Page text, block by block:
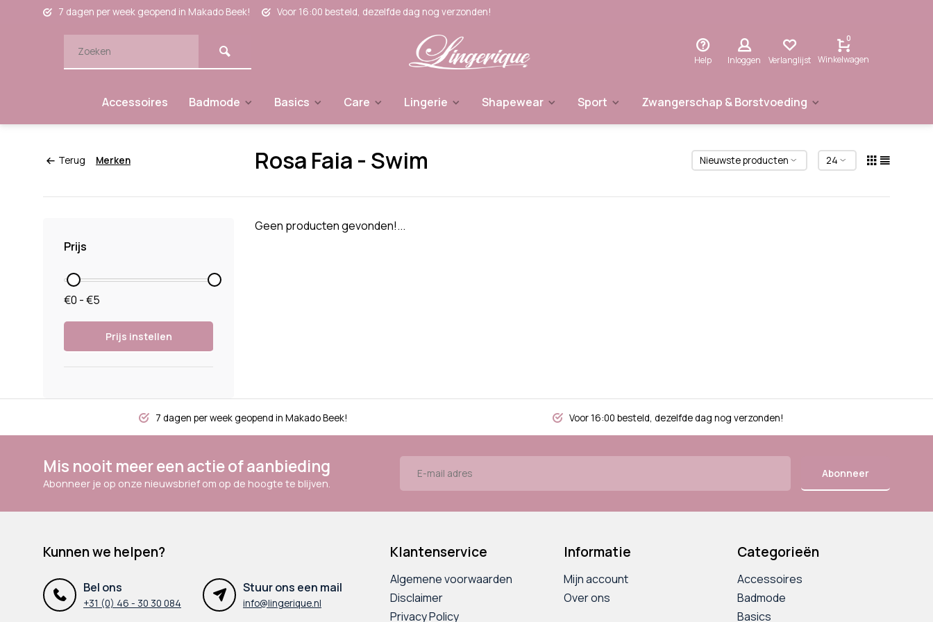
7 dagen per week geopend in Makado Beek! Voor 16:00 besteld, dezelfde dag nog verzonden!
Help Inloggen Verlanglijst
0
Winkelwagen
Accessoires Badmode Basics Care Lingerie Shapewear Sport Zwangerschap & Borstvoeding
Terug Merken Rosa Faia - Swim
Prijs
€0 - €5
Prijs instellen
Geen producten gevonden!...
7 dagen per week geopend in Makado Beek! Voor 16:00 besteld, dezelfde dag nog verzonden!
Mis nooit meer een actie of aanbieding
Abonneer je op onze nieuwsbrief om op de hoogte te blijven.
Abonneer
Kunnen we helpen?
Bel ons
+31 (0) 46 - 30 30 084
Stuur ons een mail
info@lingerique.nl
Klantenservice
Algemene voorwaarden
Disclaimer
Privacy Policy
Informatie
Mijn account
Over ons
Categorieën
Accessoires
Badmode
Basics